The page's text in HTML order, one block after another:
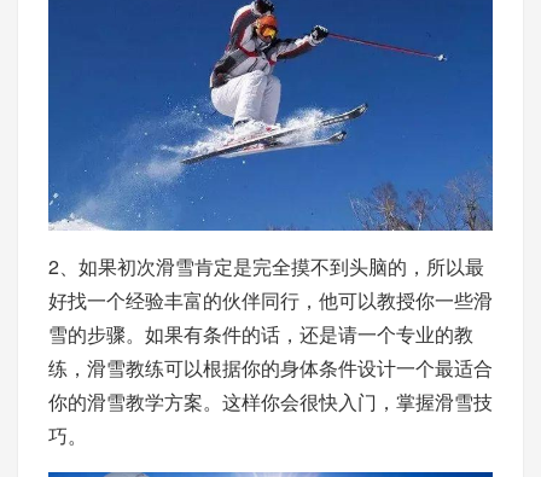
2、如果初次滑雪肯定是完全摸不到头脑的，所以最
好找一个经验丰富的伙伴同行，他可以教授你一些滑
雪的步骤。如果有条件的话，还是请一个专业的教
练，滑雪教练可以根据你的身体条件设计一个最适合
你的滑雪教学方案。这样你会很快入门，掌握滑雪技
巧。